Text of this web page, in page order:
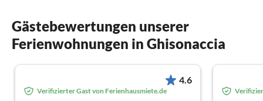
Gästebewertungen unserer
Ferienwohnungen in Ghisonaccia
4.6
Verifizierter Gast von Ferienhausmiete.de